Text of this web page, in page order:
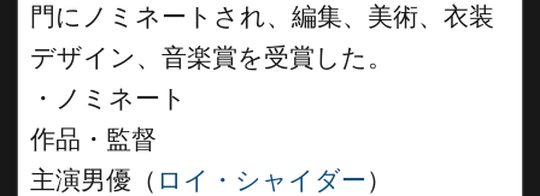
門にノミネートされ、編集、美術、衣装
デザイン、音楽賞を受賞した。
・ノミネート
作品・監督
主演男優（ ロイ・シャイダー）